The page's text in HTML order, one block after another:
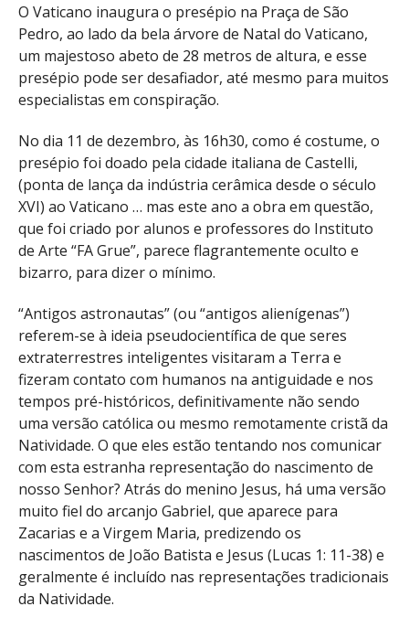
O Vaticano inaugura o presépio na Praça de São
Pedro, ao lado da bela árvore de Natal do Vaticano,
um majestoso abeto de 28 metros de altura, e esse
presépio pode ser desafiador, até mesmo para muitos
especialistas em conspiração.
No dia 11 de dezembro, às 16h30, como é costume, o
presépio foi doado pela cidade italiana de Castelli,
(ponta de lança da indústria cerâmica desde o século
XVI) ao Vaticano … mas este ano a obra em questão,
que foi criado por alunos e professores do Instituto
de Arte “FA Grue”, parece flagrantemente oculto e
bizarro, para dizer o mínimo.
“Antigos astronautas” (ou “antigos alienígenas”)
referem-se à ideia pseudocientífica de que seres
extraterrestres inteligentes visitaram a Terra e
fizeram contato com humanos na antiguidade e nos
tempos pré-históricos, definitivamente não sendo
uma versão católica ou mesmo remotamente cristã da
Natividade. O que eles estão tentando nos comunicar
com esta estranha representação do nascimento de
nosso Senhor? Atrás do menino Jesus, há uma versão
muito fiel do arcanjo Gabriel, que aparece para
Zacarias e a Virgem Maria, predizendo os
nascimentos de João Batista e Jesus (Lucas 1: 11-38) e
geralmente é incluído nas representações tradicionais
da Natividade.